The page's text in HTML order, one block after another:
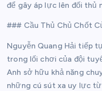
để gây áp lực lên đối thủ
### Cầu Thủ Chủ Chốt
Nguyễn Quang Hải tiếp
trong lối chơi của đội
Anh sở hữu khả năng
những cú sút xa uy lực